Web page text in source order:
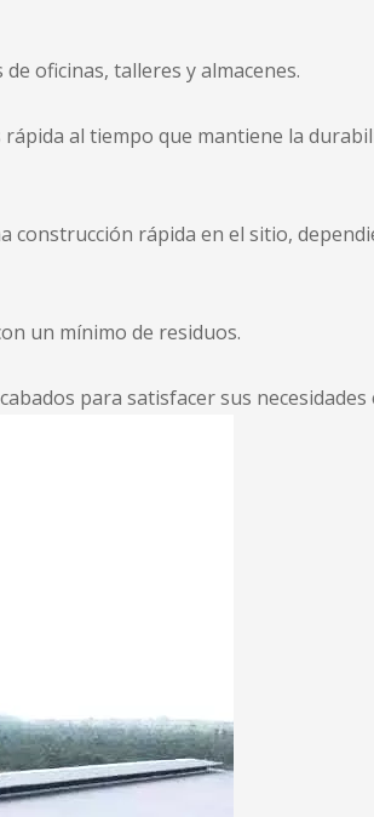
oficinas, talleres y almacenes.
al tiempo que mantiene la
construcción rápida en el sitio,
un mínimo de residuos.
para satisfacer sus necesidades